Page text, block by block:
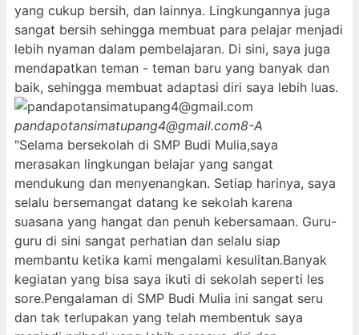
yang cukup bersih, dan lainnya. Lingkungannya juga
sangat bersih sehingga membuat para pelajar menjadi
lebih nyaman dalam pembelajaran. Di sini, saya juga
mendapatkan teman - teman baru yang banyak dan
baik, sehingga membuat adaptasi diri saya lebih luas.
pandapotansimatupang4@gmail.com8-A
"Selama bersekolah di SMP Budi Mulia,saya
merasakan lingkungan belajar yang sangat
mendukung dan menyenangkan. Setiap harinya, saya
selalu bersemangat datang ke sekolah karena
suasana yang hangat dan penuh kebersamaan. Guru-
guru di sini sangat perhatian dan selalu siap
membantu ketika kami mengalami kesulitan.Banyak
kegiatan yang bisa saya ikuti di sekolah seperti les
sore.Pengalaman di SMP Budi Mulia ini sangat seru
dan tak terlupakan yang telah membentuk saya